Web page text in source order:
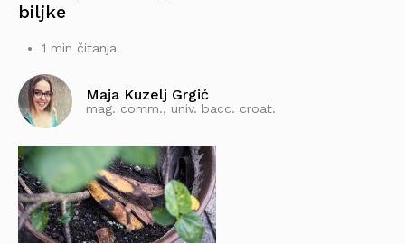
biljke
1 min čitanja
Maja Kuzelj Grgić
mag. comm., univ. bacc. croat.